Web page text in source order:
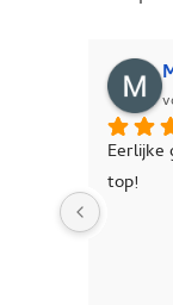
Eerlijke
top!